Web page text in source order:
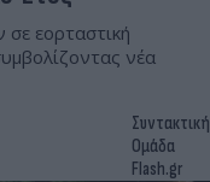
εορταστική
νέα
Συντακτική
Ομάδα
Flash.gr